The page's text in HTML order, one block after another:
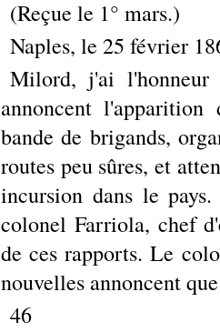
(Reçue le 1° mars.)
Naples, le 25 février
Milord, j'ai l'honneur
annoncent
bande de brigands,
routes peu sûres, et
incursion dans le
colonel Farriola, chef
de ces rapports. Le
nouvelles annoncent
46